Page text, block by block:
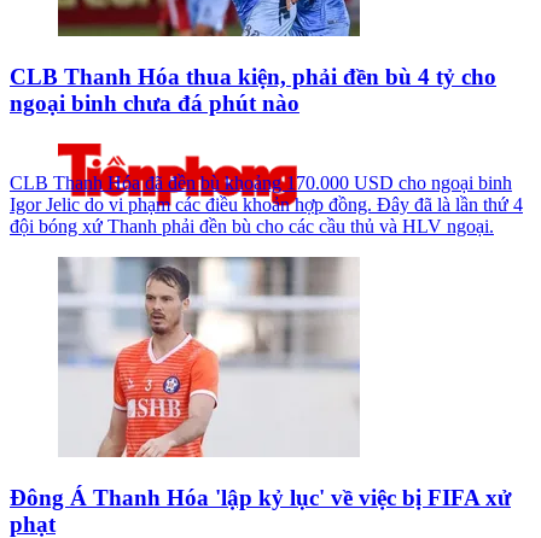
CLB Thanh Hóa thua kiện, phải đền bù 4 tỷ cho
ngoại binh chưa đá phút nào
CLB Thanh Hóa đã đền bù khoảng 170.000 USD cho ngoại binh
Igor Jelic do vi phạm các điều khoản hợp đồng. Đây đã là lần thứ 4
đội bóng xứ Thanh phải đền bù cho các cầu thủ và HLV ngoại.
Đông Á Thanh Hóa 'lập kỷ lục' về việc bị FIFA xử
phạt